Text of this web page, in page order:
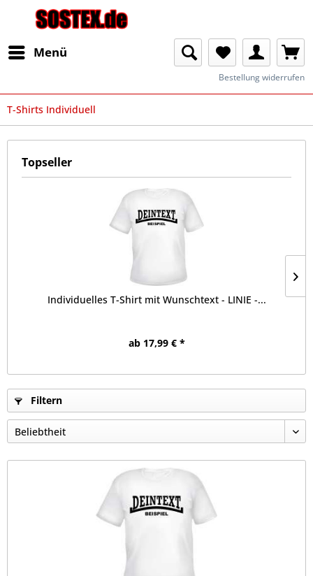
Menü
Bestellung widerrufen
T-Shirts Individuell
Topseller
Individuelles T-Shirt mit Wunschtext - LINIE -...
ab 17,99 € *
Filtern